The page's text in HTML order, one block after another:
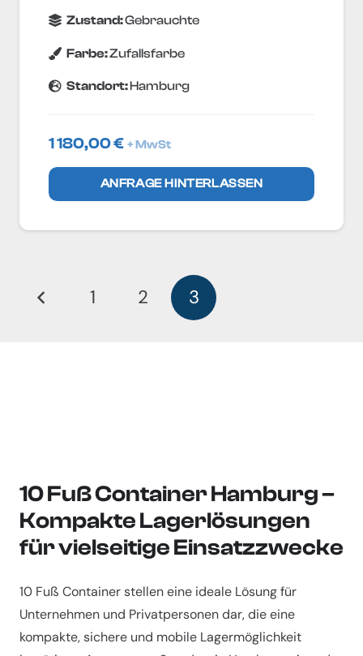
Zustand:Gebrauchte
Farbe:Zufallsfarbe
Standort:Hamburg
1 180,00€ + MwSt
ANFRAGE HINTERLASSEN
1 2 3
10 Fuß Container Hamburg –
Kompakte Lagerlösungen
für vielseitige Einsatzzwecke
10 Fuß Container stellen eine ideale Lösung für
Unternehmen und Privatpersonen dar, die eine
kompakte, sichere und mobile Lagermöglichkeit